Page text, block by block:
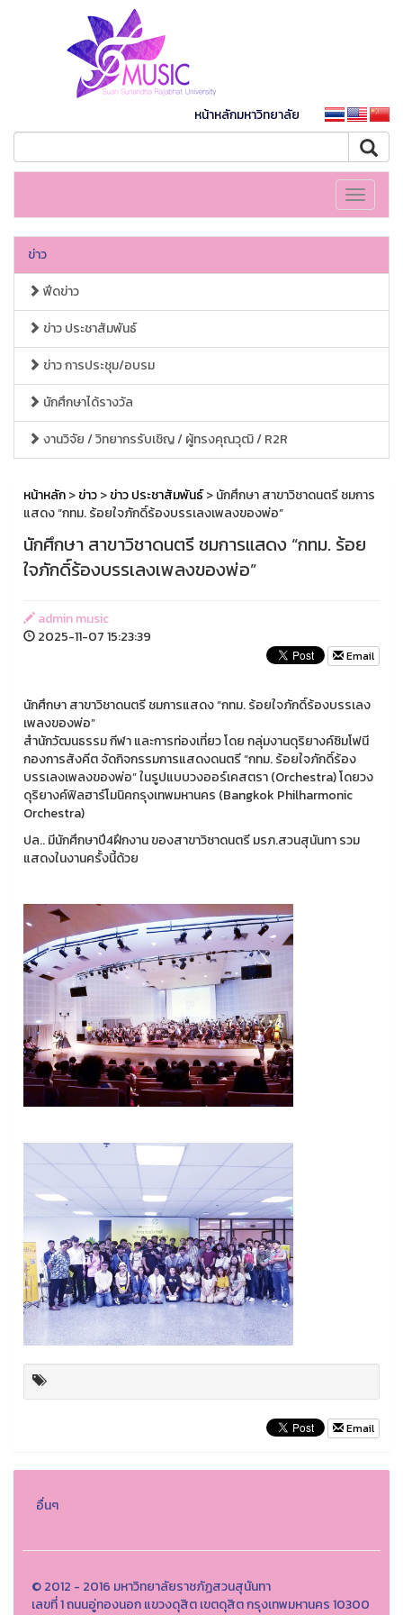
หน้าหลักมหาวิทยาลัย
Toggle
ข่าว
ฟีดข่าว
ข่าว ประชาสัมพันธ์
ข่าว การประชุม/อบรม
นักศึกษาได้รางวัล
งานวิจัย / วิทยากรรับเชิญ / ผู้ทรงคุณวุฒิ / R2R
หน้าหลัก>ข่าว>ข่าว ประชาสัมพันธ์> นักศึกษา สาขาวิชาดนตรี ชมการ
แสดง “กทม. ร้อยใจภักดิ์ร้องบรรเลงเพลงของพ่อ”
นักศึกษา สาขาวิชาดนตรี ชมการแสดง “กทม. ร้อย
ใจภักดิ์ร้องบรรเลงเพลงของพ่อ”
admin music
2025-11-07 15:23:39
Email
นักศึกษา สาขาวิชาดนตรี ชมการแสดง “กทม. ร้อยใจภักดิ์ร้องบรรเลง
เพลงของพ่อ”
สำนักวัฒนธรรม กีฬา และการท่องเที่ยว โดย กลุ่มงานดุริยางค์ซิมโฟนี
กองการสังคีต จัดกิจกรรมการแสดงดนตรี “กทม. ร้อยใจภักดิ์ร้อง
บรรเลงเพลงของพ่อ” ในรูปแบบวงออร์เคสตรา (Orchestra) โดยวง
ดุริยางค์ฟิลฮาร์โมนิคกรุงเทพมหานคร (Bangkok Philharmonic
Orchestra)
ปล.. มีนักศึกษาปี4ฝึกงาน ของสาขาวิชาดนตรี มรภ.สวนสุนันทา รวม
แสดงในงานครั้งนี้ด้วย
Email
อื่นๆ
© 2012 - 2016 มหาวิทยาลัยราชภัฏสวนสุนันทา
เลขที่ 1 ถนนอู่ทองนอก แขวงดุสิต เขตดุสิต กรุงเทพมหานคร 10300